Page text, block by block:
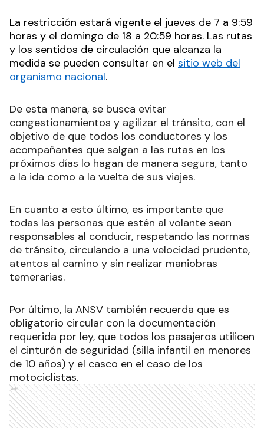
La restricción estará vigente el jueves de 7 a 9:59
horas y el domingo de 18 a 20:59 horas. Las rutas
y los sentidos de circulación que alcanza la
medida se pueden consultar en el sitio web del
organismo nacional.
De esta manera, se busca evitar
congestionamientos y agilizar el tránsito, con el
objetivo de que todos los conductores y los
acompañantes que salgan a las rutas en los
próximos días lo hagan de manera segura, tanto
a la ida como a la vuelta de sus viajes.
En cuanto a esto último, es importante que
todas las personas que estén al volante sean
responsables al conducir, respetando las normas
de tránsito, circulando a una velocidad prudente,
atentos al camino y sin realizar maniobras
temerarias.
Por último, la ANSV también recuerda que es
obligatorio circular con la documentación
requerida por ley, que todos los pasajeros utilicen
el cinturón de seguridad (silla infantil en menores
de 10 años) y el casco en el caso de los
motociclistas.
Ads